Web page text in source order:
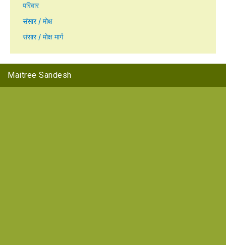
परिवार
संसार / मोक्ष
संसार / मोक्ष मार्ग
Maitree Sandesh